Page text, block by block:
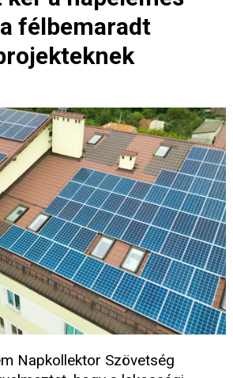
félbemaradt
Napkollektor Szövetség